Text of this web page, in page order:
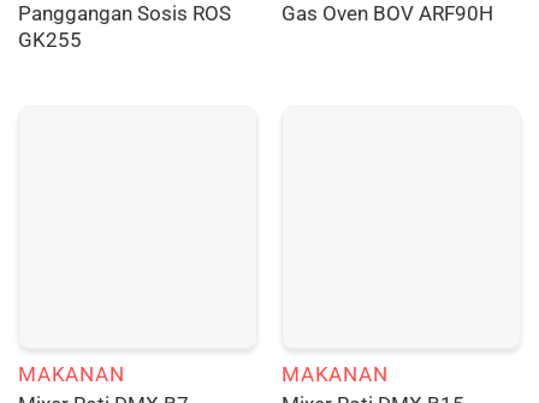
Panggangan Sosis ROS
GK255
Gas Oven BOV ARF90H
MAKANAN
MAKANAN